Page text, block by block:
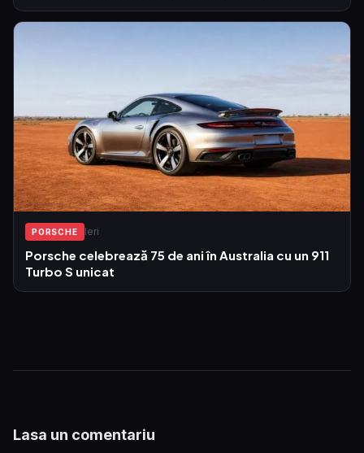
PORSCHE Ieri
Porsche celebrează 75 de ani în Australia cu un 911
Turbo S unicat
Lasa un comentariu